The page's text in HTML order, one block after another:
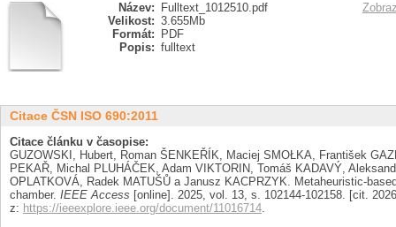
Název:
Fulltext_1012510.pdf
Velikost: 3.655Mb
Formát:
PDF
Popis: fulltext
Citace ČSN ISO 690:2011
Citace článku v časopise:
GUZOWSKI, Hubert, Roman ŠENKEŘÍK, Maciej SMOŁKA, František
PEKAŘ, Michal PLUHÁČEK, Adam VIKTORIN, Tomáš KADAVÝ,
OPLATKOVÁ, Radek MATUŠŮ a Janusz KACPRZYK. Metaheuristic-
chamber. IEEE Access [online]. 2025, vol. 13, s. 102144-102158. [cit.
z: https://ieeexplore.ieee.org/document/11016714.